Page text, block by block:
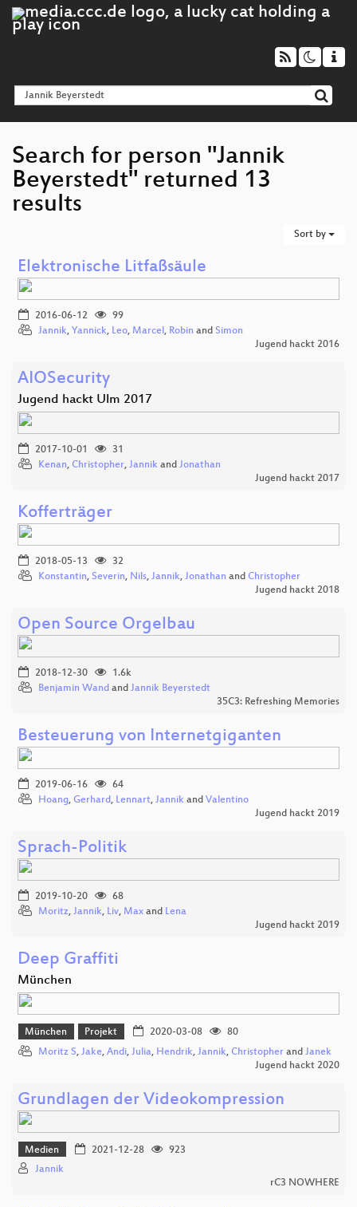
Search for person "Jannik
Beyerstedt" returned 13
results
Sort by
Elektronische Litfaßsäule
2016-06-12
99
Jannik, Yannick, Leo, Marcel, Robin and Simon
Jugend hackt 2016
AIOSecurity
Jugend hackt Ulm 2017
2017-10-01
31
Kenan, Christopher, Jannik and Jonathan
Jugend hackt 2017
Kofferträger
2018-05-13
32
Konstantin, Severin, Nils, Jannik, Jonathan and Christopher
Jugend hackt 2018
Open Source Orgelbau
2018-12-30
1.6k
Benjamin Wand and Jannik Beyerstedt
35C3: Refreshing Memories
Besteuerung von Internetgiganten
2019-06-16
64
Hoang, Gerhard, Lennart, Jannik and Valentino
Jugend hackt 2019
Sprach-Politik
2019-10-20
68
Moritz, Jannik, Liv, Max and Lena
Jugend hackt 2019
Deep Graffiti
München
München Projekt 2020-03-08
80
Moritz S, Jake, Andi, Julia, Hendrik, Jannik, Christopher and Janek
Jugend hackt 2020
Grundlagen der Videokompression
Medien 2021-12-28
923
Jannik
rC3 NOWHERE